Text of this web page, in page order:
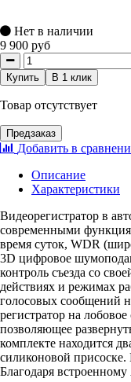
Нет в наличии
9 900 руб
Купить В 1 клик
Товар отсутствует
Предзаказ
Добавить в
Описание
Характеристики
Видеорегистратор в
современными
время суток, WDR
3D цифровое
контроль съезда со
действиях и режимах
голосовых сообщений
регистратор на
позволяющее
комплекте находится
силиконовой присоске.
Благодаря